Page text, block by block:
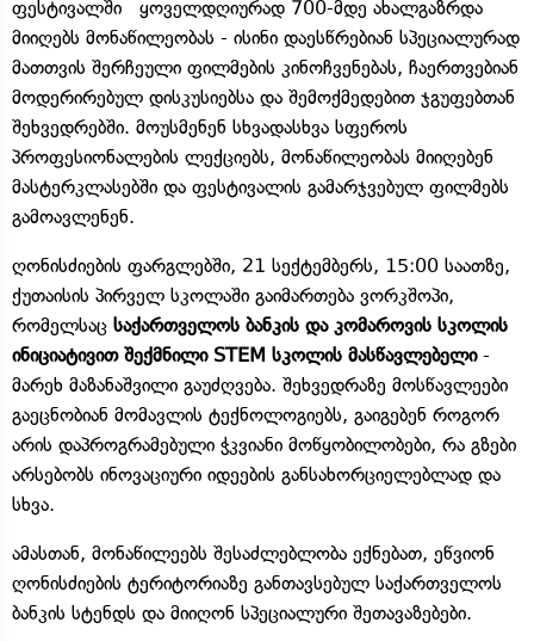
ფესტივალში ყოველდღიურად 700-მდე ახალგაზრდა
მიიღებს მონაწილეობას - ისინი დაესწრებიან სპეციალურად
მათთვის შერჩეული ფილმების კინოჩვენებას, ჩაერთვებიან
მოდერირებულ დისკუსიებსა და შემოქმედებით ჯგუფებთან
შეხვედრებში. მოუსმენენ სხვადასხვა სფეროს
პროფესიონალების ლექციებს, მონაწილეობას მიიღებენ
მასტერკლასებში და ფესტივალის გამარჯვებულ ფილმებს
გამოავლენენ.
ღონისძიების ფარგლებში, 21 სექტემბერს, 15:00 საათზე,
ქუთაისის პირველ სკოლაში გაიმართება ვორკშოპი,
რომელსაც საქართველოს ბანკის და კომაროვის სკოლის
ინიციატივით შექმნილი STEM სკოლის მასწავლებელი-
მარეხ მაზანაშვილი გაუძღვება. შეხვედრაზე მოსწავლეები
გაეცნობიან მომავლის ტექნოლოგიებს, გაიგებენ როგორ
არის დაპროგრამებული ჭკვიანი მოწყობილობები, რა გზები
არსებობს ინოვაციური იდეების განსახორციელებლად და
სხვა.
ამასთან, მონაწილეებს შესაძლებლობა ექნებათ, ეწვიონ
ღონისძიების ტერიტორიაზე განთავსებულ საქართველოს
ბანკის სტენდს და მიიღონ სპეციალური შეთავაზებები.